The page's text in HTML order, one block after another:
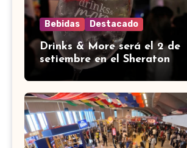
Bebidas Destacado
Drinks & More será el 2 de
setiembre en el Sheraton